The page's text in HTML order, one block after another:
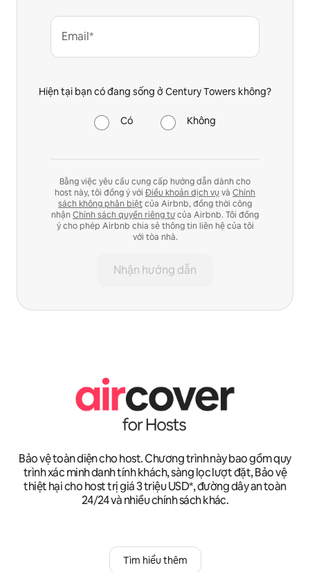
Email*
Hiện tại bạn có đang sống ở Century Towers không?
Có Không
Bằng việc yêu cầu cung cấp hướng dẫn dành cho
host này, tôi đồng ý với Điều khoản dịch vụ và Chính
sách không phân biệtcủa Airbnb, đồng thời công
nhận Chính sách quyền riêng tưcủa Airbnb. Tôi đồng
ý cho phép Airbnb chia sẻ thông tin liên hệ của tôi
với tòa nhà.
Nhận hướng dẫn
Bảo vệ toàn diện cho host. Chương trình này bao gồm quy
trình xác minh danh tính khách, sàng lọc lượt đặt, Bảo vệ
thiệt hại cho host trị giá 3 triệu USD*, đường dây an toàn
24/24 và nhiều chính sách khác.
Tìm hiểu thêm